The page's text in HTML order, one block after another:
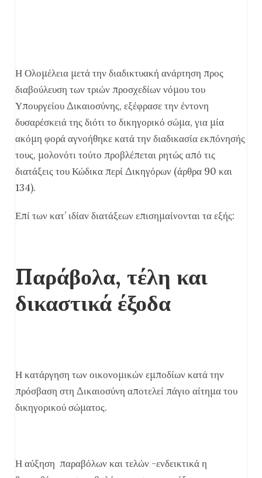
Η Ολομέλεια μετά την διαδικτυακή ανάρτηση προς
διαβούλευση των τριών προσχεδίων νόμου του
Υπουργείου Δικαιοσύνης, εξέφρασε την έντονη
δυσαρέσκειά της διότι το δικηγορικό σώμα, για μία
ακόμη φορά αγνοήθηκε κατά την διαδικασία εκπόνησής
τους, μολονότι τούτο προβλέπεται ρητώς από τις
διατάξεις του Κώδικα περί Δικηγόρων (άρθρα 90 και
134).
Επί των κατ’ ιδίαν διατάξεων επισημαίνονται τα εξής:
Παράβολα, τέλη και
δικαστικά έξοδα
Η κατάργηση των οικονομικών εμποδίων κατά την
πρόσβαση στη Δικαιοσύνη αποτελεί πάγιο αίτημα του
δικηγορικού σώματος.
Η αύξηση παραβόλων και τελών -ενδεικτικά η